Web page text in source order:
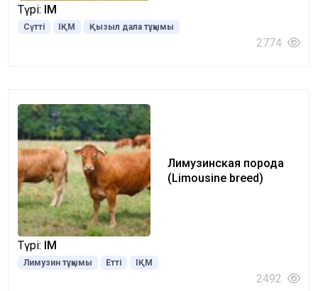
Түрі: ІҚМ
Сүтті ІҚМ Қызыл дала тұқымы
2774
Лимузинская порода
(Limousine breed)
Түрі: ІҚМ
Лимузин тұқымы Етті ІҚМ
2492